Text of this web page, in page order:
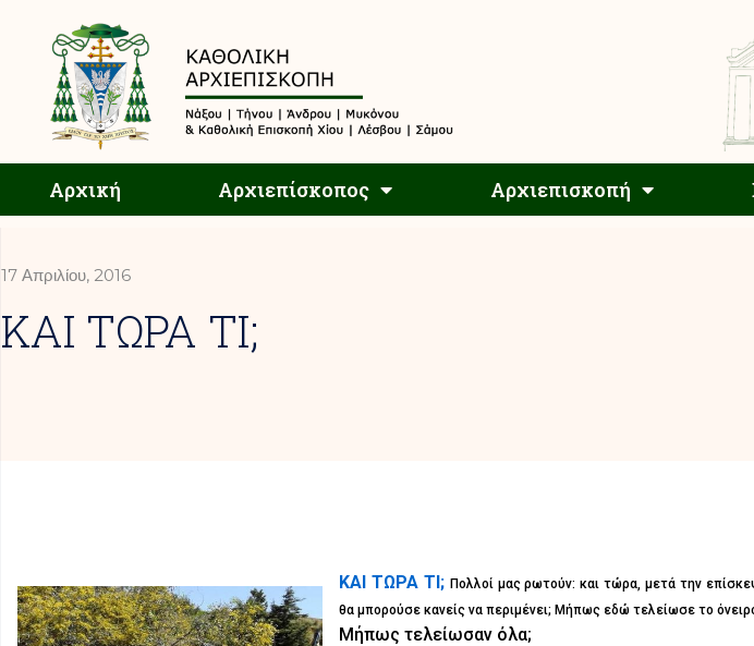
Αρχική Αρχιεπίσκοπος Αρχιεπισκοπή
17 Απριλίου, 2016
ΚΑΙ ΤΩΡΑ ΤΙ;
ΚΑΙ ΤΩΡΑ ΤΙ; Πολλοί μας ρωτούν: και τώρα, μετά την
θα μπορούσε κανείς να περιμένει; Μήπως εδώ τελείωσε το
Μήπως τελείωσαν όλα;